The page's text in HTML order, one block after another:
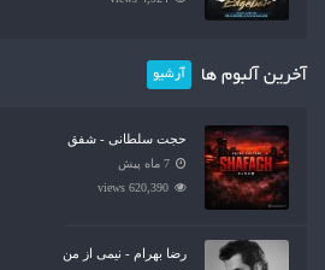
آخرین آلبوم ها آرشیو
حجت سلطانی - شفق
7 ماه پیش
620,390 views
رضا بهرام - نیمی از من